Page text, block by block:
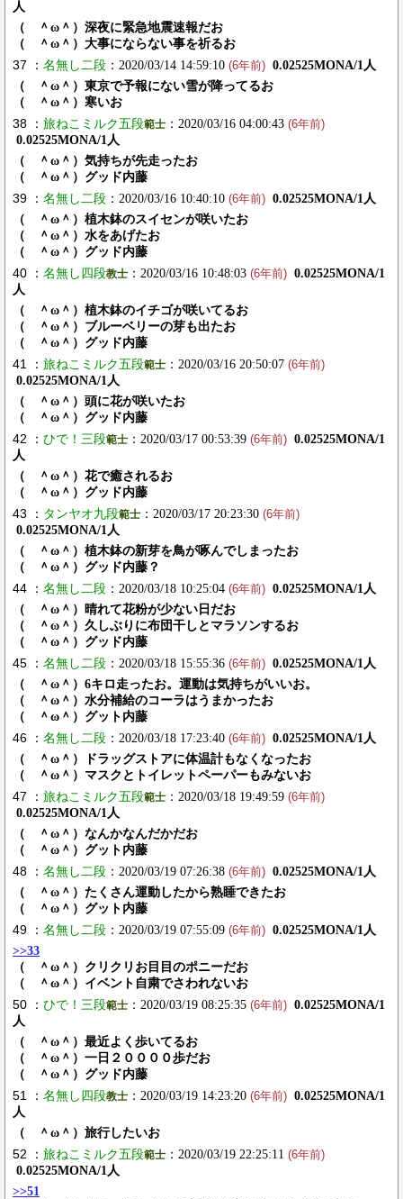
人
（ ＾ω＾）深夜に緊急地震速報だお
（ ＾ω＾）大事にならない事を祈るお
37 ： 名無し二段 ：2020/03/14 14:59:10 (6年前) 0.02525MONA/1人
（ ＾ω＾）東京で予報にない雪が降ってるお
（ ＾ω＾）寒いお
38 ： 旅ねこミルク五段範士 ：2020/03/16 04:00:43 (6年前)
0.02525MONA/1人
（ ＾ω＾）気持ちが先走ったお
（ ＾ω＾）グッド内藤
39 ： 名無し二段 ：2020/03/16 10:40:10 (6年前) 0.02525MONA/1人
（ ＾ω＾）植木鉢のスイセンが咲いたお
（ ＾ω＾）水をあげたお
（ ＾ω＾）グッド内藤
40 ： 名無し四段教士 ：2020/03/16 10:48:03 (6年前) 0.02525MONA/1
人
（ ＾ω＾）植木鉢のイチゴが咲いてるお
（ ＾ω＾）ブルーベリーの芽も出たお
（ ＾ω＾）グッド内藤
41 ： 旅ねこミルク五段範士 ：2020/03/16 20:50:07 (6年前)
0.02525MONA/1人
（ ＾ω＾）頭に花が咲いたお
（ ＾ω＾）グッド内藤
42 ： ひで！三段範士 ：2020/03/17 00:53:39 (6年前) 0.02525MONA/1
人
（ ＾ω＾）花で癒されるお
（ ＾ω＾）グッド内藤
43 ： タンヤオ九段範士 ：2020/03/17 20:23:30 (6年前)
0.02525MONA/1人
（ ＾ω＾）植木鉢の新芽を鳥が啄んでしまったお
（ ＾ω＾）グッド内藤？
44 ： 名無し二段 ：2020/03/18 10:25:04 (6年前) 0.02525MONA/1人
（ ＾ω＾）晴れて花粉が少ない日だお
（ ＾ω＾）久しぶりに布団干しとマラソンするお
（ ＾ω＾）グッド内藤
45 ： 名無し二段 ：2020/03/18 15:55:36 (6年前) 0.02525MONA/1人
（ ＾ω＾）6キロ走ったお。運動は気持ちがいいお。
（ ＾ω＾）水分補給のコーラはうまかったお
（ ＾ω＾）グット内藤
46 ： 名無し二段 ：2020/03/18 17:23:40 (6年前) 0.02525MONA/1人
（ ＾ω＾）ドラッグストアに体温計もなくなったお
（ ＾ω＾）マスクとトイレットペーパーもみないお
47 ： 旅ねこミルク五段範士 ：2020/03/18 19:49:59 (6年前)
0.02525MONA/1人
（ ＾ω＾）なんかなんだかだお
（ ＾ω＾）グット内藤
48 ： 名無し二段 ：2020/03/19 07:26:38 (6年前) 0.02525MONA/1人
（ ＾ω＾）たくさん運動したから熟睡できたお
（ ＾ω＾）グット内藤
49 ： 名無し二段 ：2020/03/19 07:55:09 (6年前) 0.02525MONA/1人
>>33
（ ＾ω＾）クリクリお目目のポニーだお
（ ＾ω＾）イベント自粛でさわれないお
50 ： ひで！三段範士 ：2020/03/19 08:25:35 (6年前) 0.02525MONA/1
人
（ ＾ω＾）最近よく歩いてるお
（ ＾ω＾）一日２００００歩だお
（ ＾ω＾）グッド内藤
51 ： 名無し四段教士 ：2020/03/19 14:23:20 (6年前) 0.02525MONA/1
人
（ ＾ω＾）旅行したいお
52 ： 旅ねこミルク五段範士 ：2020/03/19 22:25:11 (6年前)
0.02525MONA/1人
>>51